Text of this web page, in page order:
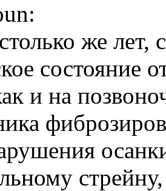
же лет,
состояние
и на